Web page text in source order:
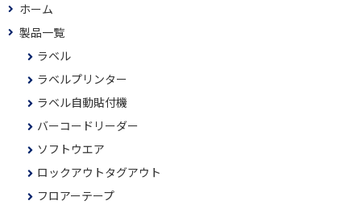
ホーム
製品一覧
ラベル
ラベルプリンター
ラベル自動貼付機
バーコードリーダー
ソフトウエア
ロックアウトタグアウト
フロアーテープ